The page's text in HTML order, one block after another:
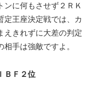
ンに何もさせず２ＲＫ
定王座決定戦では、カ
えきれずに大差の判定
手は強敵ですよ。
ＢＦ２位